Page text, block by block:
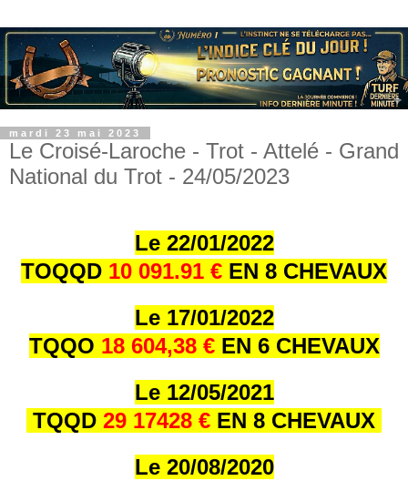
mardi 23 mai 2023
Le Croisé-Laroche - Trot - Attelé - Grand
National du Trot - 24/05/2023
Le 22/01/2022
TOQQD 10 091.91 € EN 8 CHEVAUX
Le 17/01/2022
TQQO 18 604,38 € EN 6 CHEVAUX
Le 12/05/2021
TQQD 29 17428 € EN 8 CHEVAUX
Le 20/08/2020